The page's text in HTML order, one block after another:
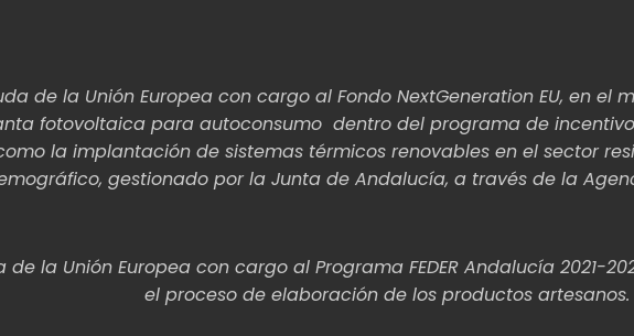
de la Unión Europea con cargo al Fondo NextGeneration EU, en
fotovoltaica para autoconsumo dentro del programa de
la implantación de sistemas térmicos renovables en el sector
gestionado por la Junta de Andalucía, a través de la
de la Unión Europea con cargo al Programa FEDER Andalucía
el proceso de elaboración de los productos artesanos.